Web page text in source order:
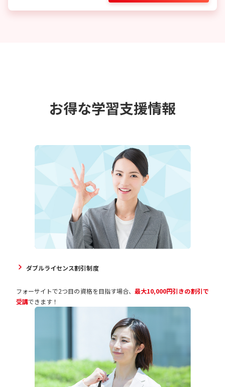
お得な学習支援情報
ダブルライセンス割引制度
フォーサイトで2つ目の資格を目指す場合、 最大10,000円引きの割引で
受講できます！